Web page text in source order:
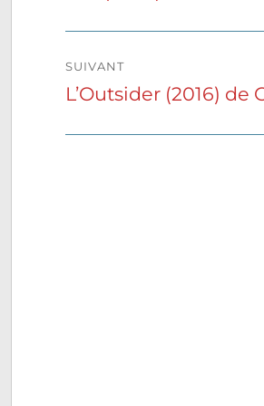
SUIVANT
Publication
L’Outsider (2016)